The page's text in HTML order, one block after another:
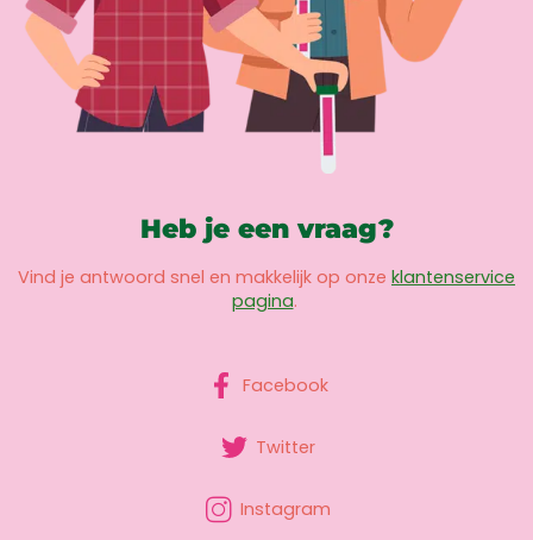
Heb je een vraag?
Vind je antwoord snel en makkelijk op onze klantenservice
pagina.
Facebook
Twitter
Instagram